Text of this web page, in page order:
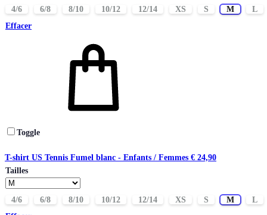
4/6 6/8 8/10 10/12 12/14 XS S M
L
Effacer
Toggle
T-shirt US Tennis Fumel blanc - Enfants / Femmes € 24,90
Tailles
4/6 6/8 8/10 10/12 12/14 XS S M
L